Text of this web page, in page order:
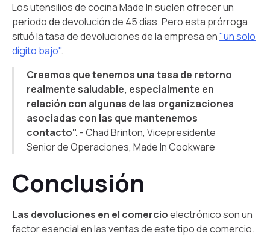
Los utensilios de cocina Made In suelen ofrecer un
periodo de devolución de 45 días. Pero esta prórroga
situó la tasa de devoluciones de la empresa en"un solo
dígito bajo".
Creemos que tenemos una tasa de retorno
realmente saludable, especialmente en
relación con algunas de las organizaciones
asociadas con las que mantenemos
contacto". - Chad Brinton, Vicepresidente
Senior de Operaciones, Made In Cookware
Conclusión
Las devoluciones en el comercioelectrónico son un
factor esencial en las ventas de este tipo de comercio.